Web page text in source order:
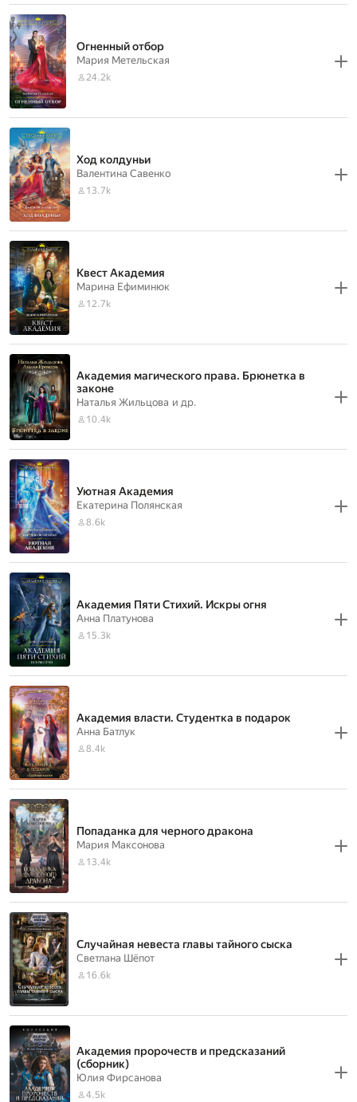
Огненный отбор
Мария Метельская
24.2k
Ход колдуньи
Валентина Савенко
13.7k
Квест Академия
Марина Ефиминюк
12.7k
Академия магического права. Брюнетка в
законе
Наталья Жильцова и др.
10.4k
Уютная Академия
Екатерина Полянская
8.6k
Академия Пяти Стихий. Искры огня
Анна Платунова
15.3k
Академия власти. Студентка в подарок
Анна Батлук
8.4k
Попаданка для черного дракона
Мария Максонова
13.4k
Случайная невеста главы тайного сыска
Светлана Шёпот
16.6k
Академия пророчеств и предсказаний
(сборник)
Юлия Фирсанова
4.5k